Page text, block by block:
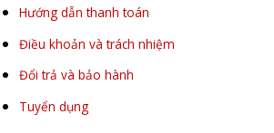
Hướng dẫn thanh toán
Điều khoản và trách nhiệm
Đổi trả và bảo hành
Tuyển dụng